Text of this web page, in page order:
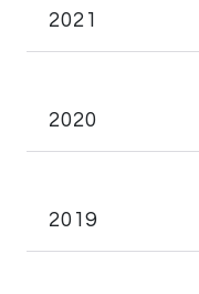
2021
2020
2019